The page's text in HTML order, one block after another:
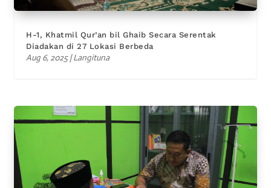
H-1, Khatmil Qur’an bil Ghaib Secara Serentak
Diadakan di 27 Lokasi Berbeda
Aug 6, 2025|Langituna